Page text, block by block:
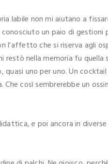
labile non mi aiutano a
un paio di gestioni
l'affetto che si riserva agli
nella memoria fu quella
uno per uno. Un cocktail
così sembrerebbe un
e poi ancora in